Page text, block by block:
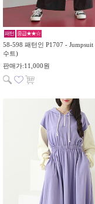
패턴 중급★★☆
58-598 패턴인 P1707 - Jumpsuit (여성 점프
수트)
판매가:11,000원